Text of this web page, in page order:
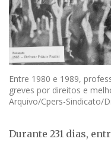
Entre 1980 e 1989,
greves por direitos e
Arquivo/Cpers-Sindicato/
Durante 231 dias,